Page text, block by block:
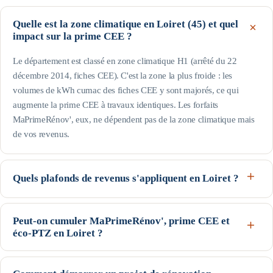
Quelle est la zone climatique en Loiret (45) et quel
impact sur la prime CEE ?
Le département est classé en zone climatique H1 (arrêté du 22
décembre 2014, fiches CEE). C'est la zone la plus froide : les
volumes de kWh cumac des fiches CEE y sont majorés, ce qui
augmente la prime CEE à travaux identiques. Les forfaits
MaPrimeRénov', eux, ne dépendent pas de la zone climatique mais
de vos revenus.
Quels plafonds de revenus s'appliquent en Loiret ?
Le département est hors Île-de-France : pour une personne seule, le
profil Bleu (très modestes) va jusqu'à 17 363 € de revenu fiscal de
référence, le Jaune jusqu'à 22 259 € et le Violet jusqu'à 31 185 € ;
au-delà, profil Rose. Les plafonds augmentent avec la taille du foyer
Peut-on cumuler MaPrimeRénov', prime CEE et
éco-PTZ en Loiret ?
Oui, ces trois dispositifs nationaux sont cumulables sur un même